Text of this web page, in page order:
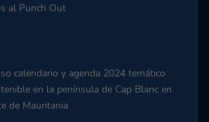
al Punch Out
calendario y agenda 2024 temático
en la península de Cap Blanc en
de Mauritania